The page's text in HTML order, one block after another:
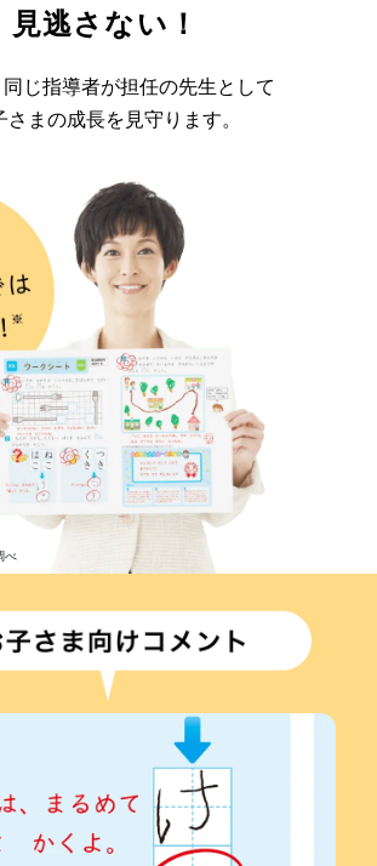
見逃さない！
同じ指導者が担任の先生として
さまの成長を見守ります。
べ